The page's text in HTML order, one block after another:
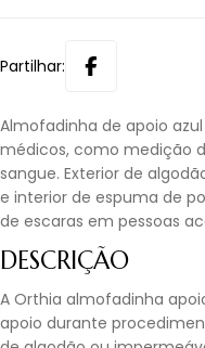
Partilhar:
Almofadinha de apoio
médicos, como medição
sangue. Exterior de
e interior de espuma de
de escaras em pessoas
DESCRIÇÃO
A Orthia almofadinha
apoio durante